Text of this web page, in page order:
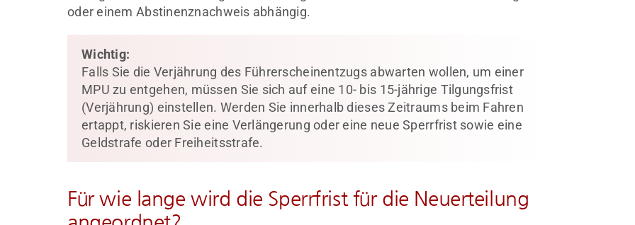
oder einem Abstinenznachweis abhängig.
Wichtig:
Falls Sie die Verjährung des Führerscheinentzugs abwarten wollen, um einer
MPU zu entgehen, müssen Sie sich auf eine 10- bis 15-jährige Tilgungsfrist
(Verjährung) einstellen. Werden Sie innerhalb dieses Zeitraums beim Fahren
ertappt, riskieren Sie eine Verlängerung oder eine neue Sperrfrist sowie eine
Geldstrafe oder Freiheitsstrafe.
Für wie lange wird die Sperrfrist für die Neuerteilung